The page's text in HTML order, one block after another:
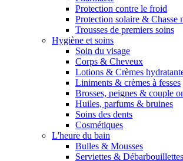
Protection contre le froid
Protection solaire & Chasse
Trousses de premiers soins
Hygiène et soins
Soin du visage
Corps & Cheveux
Lotions & Crèmes
Liniments & crèmes à fesses
Brosses, peignes & couple
Huiles, parfums & bruines
Soins des dents
Cosmétiques
L'heure du bain
Bulles & Mousses
Serviettes & Débarbouillettes